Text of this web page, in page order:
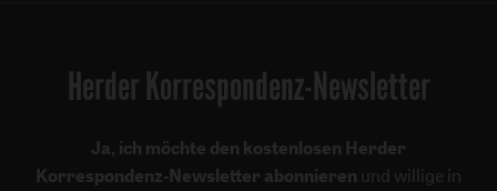
Herder Korrespondenz-Newsletter
Ja, ich möchte den kostenlosen Herder
Korrespondenz-Newsletter abonnieren und willige in